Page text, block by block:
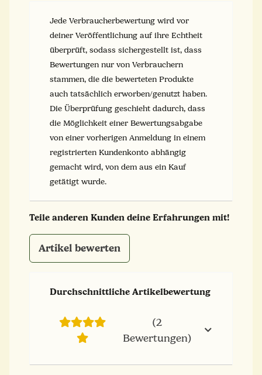
Jede Verbraucherbewertung wird vor
deiner Veröffentlichung auf ihre Echtheit
überprüft, sodass sichergestellt ist, dass
Bewertungen nur von Verbrauchern
stammen, die die bewerteten Produkte
auch tatsächlich erworben/genutzt haben.
Die Überprüfung geschieht dadurch, dass
die Möglichkeit einer Bewertungsabgabe
von einer vorherigen Anmeldung in einem
registrierten Kundenkonto abhängig
gemacht wird, von dem aus ein Kauf
getätigt wurde.
Durchschnittliche Artikelbewertung
(2
Bewertungen)
Teile anderen Kunden deine Erfahrungen mit!
Artikel bewerten